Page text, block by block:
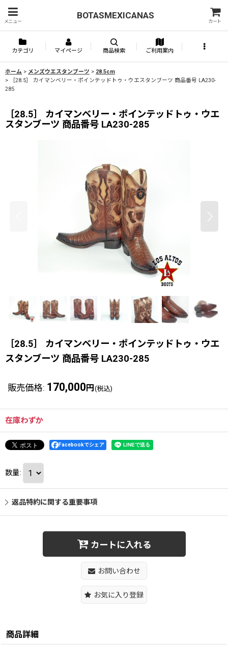
メニュー
BOTASMEXICANAS
カート
カテゴリ マイページ 商品検索 ご利用案内
ホーム > メンズウエスタンブーツ > 28.5cm
>
［28.5］ カイマンベリー・ポインテッドトゥ・ウエスタンブーツ 商品番号 LA230-
285
［28.5］ カイマンベリー・ポインテッドトゥ・ウエ
スタンブーツ 商品番号 LA230-285
［28.5］ カイマンベリー・ポインテッドトゥ・ウエ
スタンブーツ 商品番号 LA230-285
販売価格: 170,000 円 (税込)
在庫わずか
Facebookでシェア
数量:
返品特約に関する重要事項
カートに入れる
お問い合わせ
お気に入り登録
商品詳細